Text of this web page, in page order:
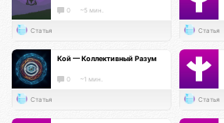
0 ~5 мин.
Статья Статья
Кой — Коллективный Разум
0 ~1 мин.
Статья Статья